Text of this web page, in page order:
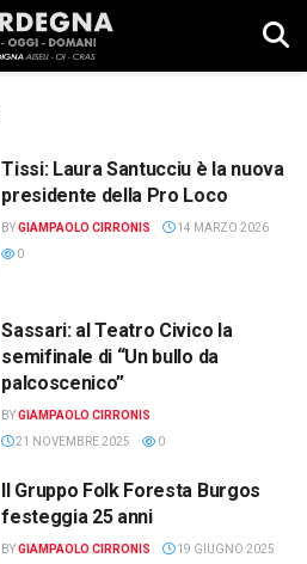
Tissi: Laura Santucciu è la nuova
presidente della Pro Loco
BYGIAMPAOLO CIRRONIS
14 MARZO 2026
0
Sassari: al Teatro Civico la
semifinale di “Un bullo da
palcoscenico”
BYGIAMPAOLO CIRRONIS
21 NOVEMBRE 2025
0
Il Gruppo Folk Foresta Burgos
festeggia 25 anni
BYGIAMPAOLO CIRRONIS
19 GIUGNO 2025